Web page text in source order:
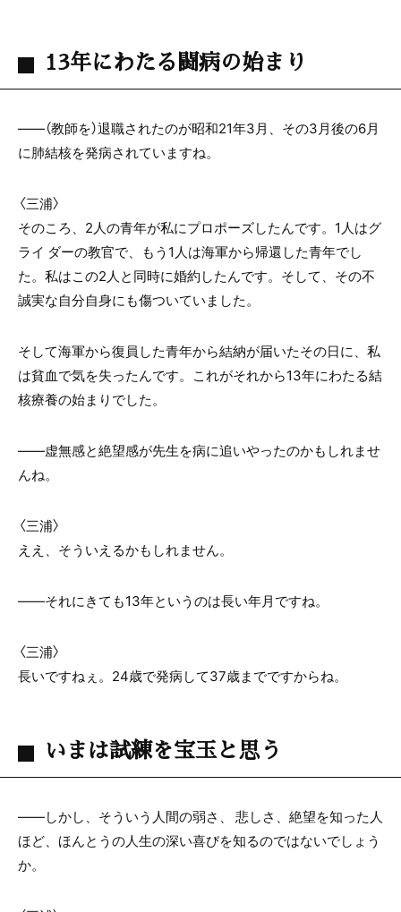
13年にわたる闘病の始まり
――（教師を）退職されたのが昭和21年3月、その3月後の6月
に肺結核を発病されていますね。
〈三浦〉
そのころ、2人の青年が私にプロポーズしたんです。1人はグ
ライ ダーの教官で、もう1人は海軍から帰還した青年でし
た。私はこの2人と同時に婚約したんです。そして、その不
誠実な自分自身にも傷ついていました。
そして海軍から復員した青年から結納が届いたその日に、私
は貧血で気を失ったんです。これがそれから13年にわたる結
核療養の始まりでした。
――虚無感と絶望感が先生を病に追いやったのかもしれませ
んね。
〈三浦〉
ええ、そういえるかもしれません。
――それにきても13年というのは長い年月ですね。
〈三浦〉
長いですねぇ。24歳で発病して37歳までですからね。
いまは試練を宝玉と思う
――しかし、そういう人間の弱さ、 悲しさ、絶望を知った人
ほど、ほんとうの人生の深い喜びを知るのではないでしょう
か。